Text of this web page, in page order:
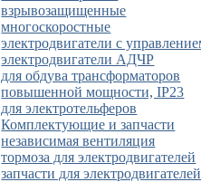
взрывозащищенные
многоскоростные
электродвигатели с
электродвигатели АДЧР
для обдува трансформаторов
повышенной мощности, IP23
для электротельферов
Комплектующие и запчасти
независимая вентиляция
тормоза для электродвигателей
запчасти для электродвигателей